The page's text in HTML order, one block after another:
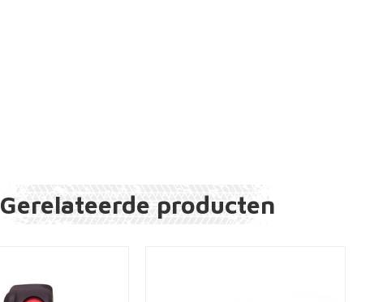
Gerelateerde producten